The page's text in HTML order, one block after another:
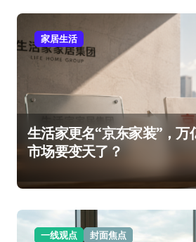
家居生活
生活家更名“京东家装”，万
市场要变天了？
一线观点 封面焦点